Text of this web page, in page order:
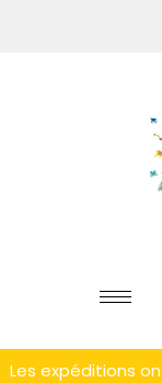
Les expéditions